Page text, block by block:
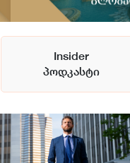
Insider
პოდკასტი